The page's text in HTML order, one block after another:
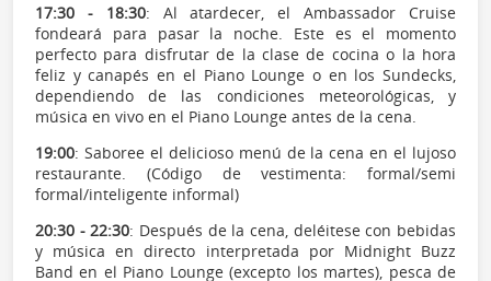
17:30 - 18:30: Al atardecer, el Ambassador Cruise
fondeará para pasar la noche. Este es el momento
perfecto para disfrutar de la clase de cocina o la hora
feliz y canapés en el Piano Lounge o en los Sundecks,
dependiendo de las condiciones meteorológicas, y
música en vivo en el Piano Lounge antes de la cena.
19:00: Saboree el delicioso menú de la cena en el lujoso
restaurante. (Código de vestimenta: formal/semi
formal/inteligente informal)
20:30 - 22:30: Después de la cena, deléitese con bebidas
y música en directo interpretada por Midnight Buzz
Band en el Piano Lounge (excepto los martes), pesca de